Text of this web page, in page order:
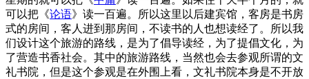
可以把《论语》读一百遍。所以这里以后建宾馆，客房是书房
式的房间，客人进到那房间，不读书的人也想读经了。所以我
们设计这个旅游的路线，是为了倡导读经，为了提倡文化，为
了营造书香社会。其中的旅游路线，当然也会去参观所谓的文
礼书院，但是这个参观是在外围上看，文礼书院本身是不开放